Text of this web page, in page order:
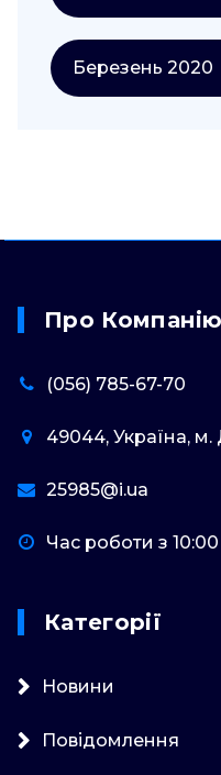
Березень 2020
Про Компанію
(056) 785-67-70
49044, Україна, м.
25985@i.ua
Час роботи з
Категорії
Новини
Повідомлення